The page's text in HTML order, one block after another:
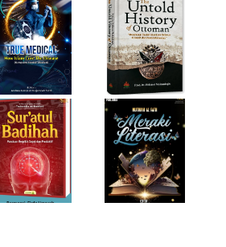
Firda Umayah
Sur'atul Badihah,
Panduan Berpikir
Cepat dan
Produktif
Sartinah
Rempaka
Literasiku